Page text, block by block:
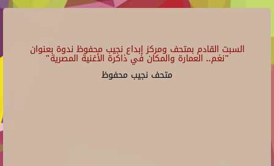
السبت القادم بمتحف ومركز إبداع نجيب محفوظ ندوة بعنوان
"نغم.. العمارة والمكان في ذاكرة الأغنية المصرية"
متحف نجيب محفوظ